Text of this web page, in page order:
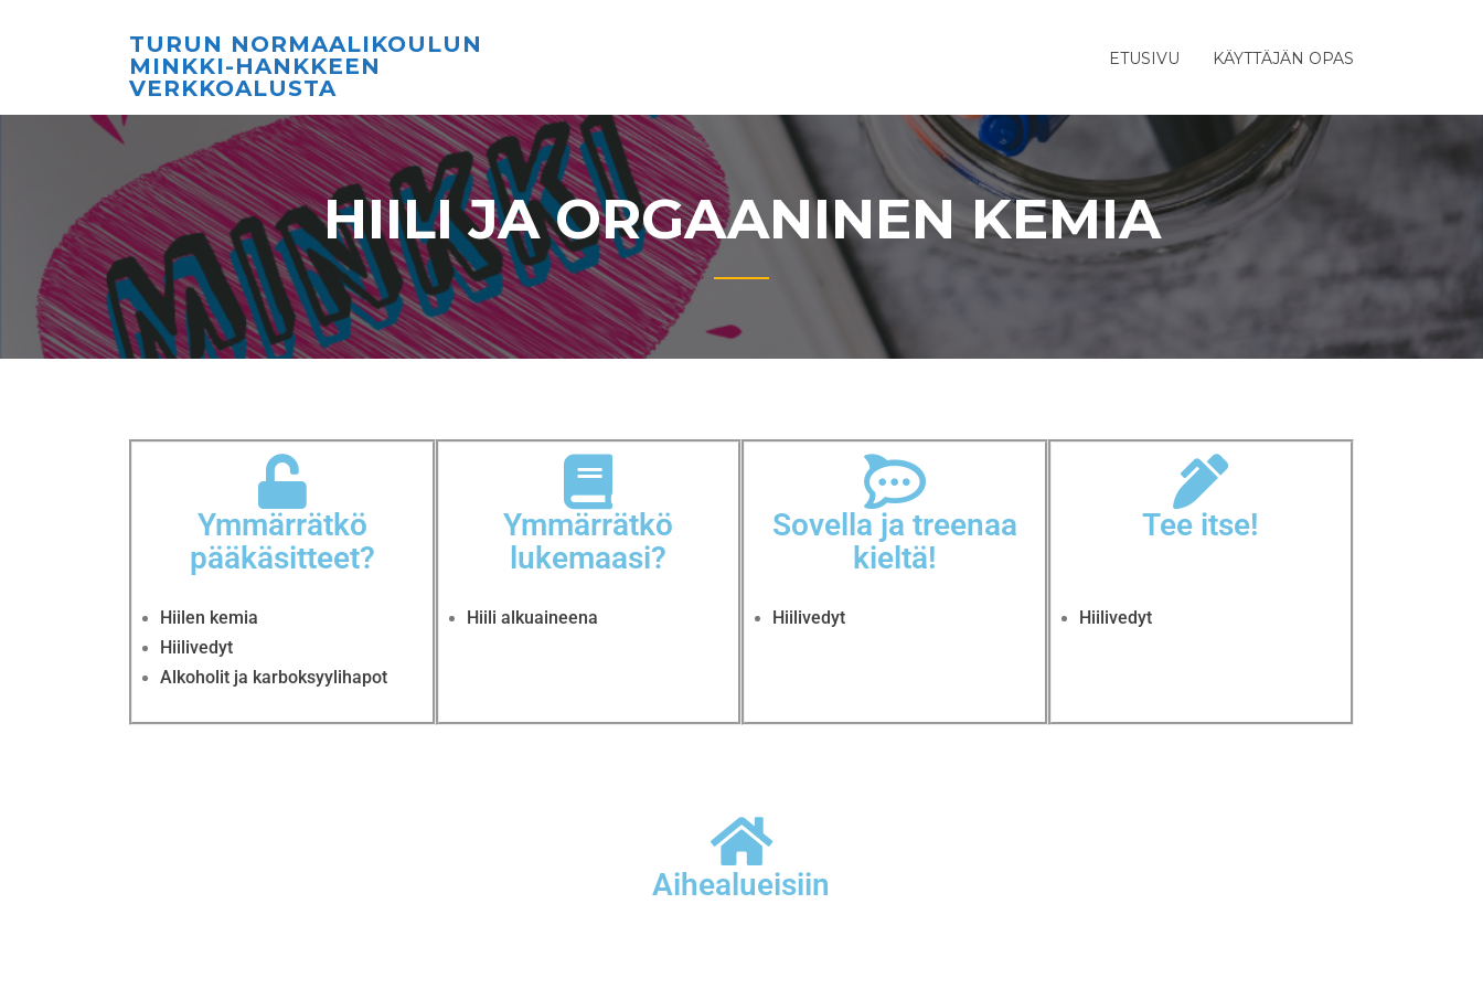
TURUN NORMAALIKOULUN
MINKKI-HANKKEEN
VERKKOALUSTA
ETUSIVU KÄYTTÄJÄN OPAS
HIILI JA ORGAANINEN KEMIA
Ymmärrätkö
pääkäsitteet?
Hiilen kemia
Hiilivedyt
Alkoholit ja karboksyylihapot
Ymmärrätkö
lukemaasi?
Hiili alkuaineena
Sovella ja treenaa
kieltä!
Hiilivedyt
Tee itse!
Hiilivedyt
Aihealueisiin